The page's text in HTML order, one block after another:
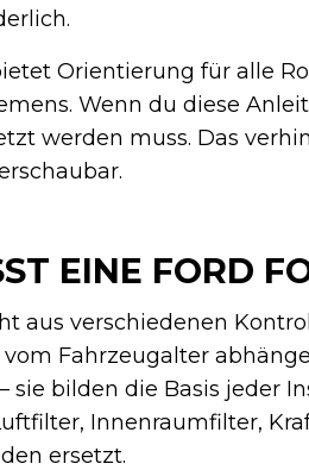
Orientierung für alle
Wenn du diese
werden muss. Das
EINE FORD
aus verschiedenen
Fahrzeugalter
sie bilden die Basis jeder
Innenraumfilter,
ersetzt.